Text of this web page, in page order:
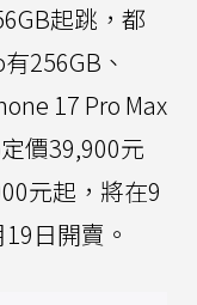
起跳，都
256GB、
17 Pro Max
價39,900元
元起，將在9
日開賣。